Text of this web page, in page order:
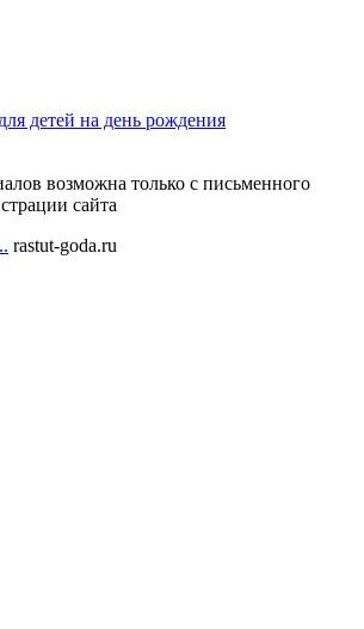
детей на день рождения
возможна только с письменного
сайта
rastut-goda.ru